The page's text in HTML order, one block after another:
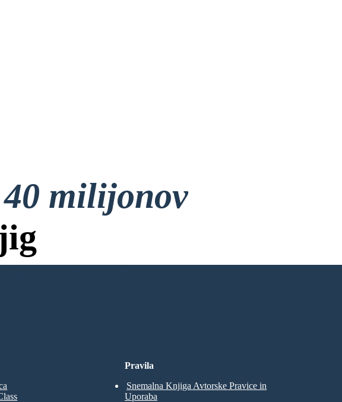
40 milijonov
in Brez Prijave!
Pravila
Snemalna Knjiga Avtorske Pravice in
Uporaba